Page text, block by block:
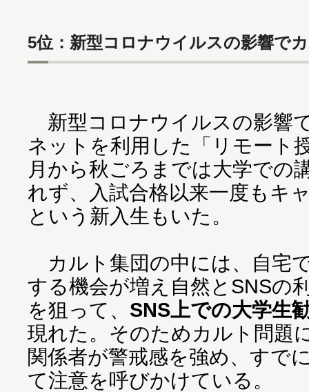
5位：新型コロナウイルスの影響で
新型コロナウイルスの影響
ネットを利用した「リモート
月から秋ごろまでは大学での
れず、入試合格以来一度もキ
という新入生もいた。
カルト集団の中には、自宅
する機会が増え自然とSNSの
を狙って、 SNS上での大学生
現れた。そのためカルト問題
関係者が警戒感を強め、すで
て注意を呼びかけている。